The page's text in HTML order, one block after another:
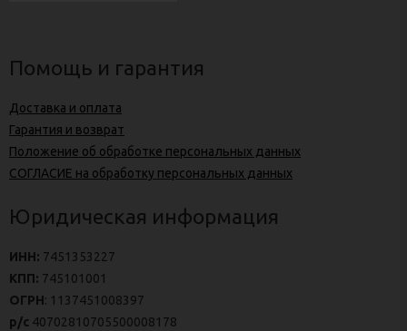
Помощь и гарантия
Доставка и оплата
Гарантия и возврат
Положение об обработке персональных данных
СОГЛАСИЕ на обработку персональных данных
Юридическая информация
ИНН: 7451353227
КПП: 745101001
ОГРН: 1137451008397
р/с 40702810705500008178